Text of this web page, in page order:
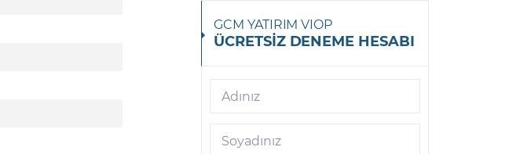
GCM YATIRIM VIOP
ÜCRETSİZ DENEME HESABI
Adınız
Soyadınız